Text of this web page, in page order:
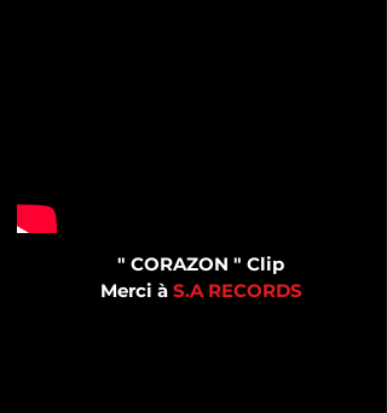
" CORAZON " Clip
Merci à S.A RECORDS